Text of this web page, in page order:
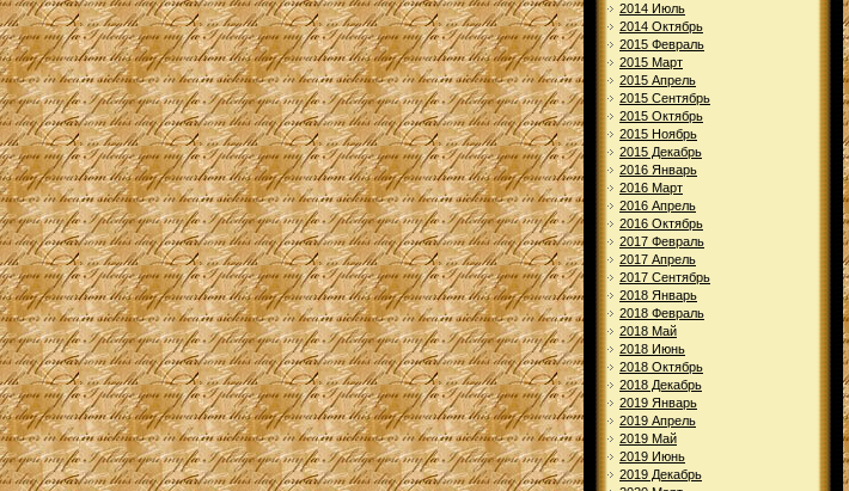
2014 Июль
2014 Октябрь
2015 Февраль
2015 Март
2015 Апрель
2015 Сентябрь
2015 Октябрь
2015 Ноябрь
2015 Декабрь
2016 Январь
2016 Март
2016 Апрель
2016 Октябрь
2017 Февраль
2017 Апрель
2017 Сентябрь
2018 Январь
2018 Февраль
2018 Май
2018 Июнь
2018 Октябрь
2018 Декабрь
2019 Январь
2019 Апрель
2019 Май
2019 Июнь
2019 Декабрь